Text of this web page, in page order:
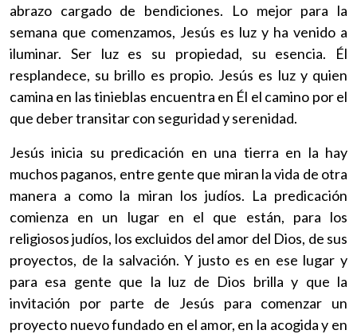
abrazo cargado de bendiciones. Lo mejor para la
semana que comenzamos, Jesús es luz y ha venido a
iluminar. Ser luz es su propiedad, su esencia. Él
resplandece, su brillo es propio. Jesús es luz y quien
camina en las tinieblas encuentra en Él el camino por el
que deber transitar con seguridad y serenidad.
Jesús inicia su predicación en una tierra en la hay
muchos paganos, entre gente que miran la vida de otra
manera a como la miran los judíos. La predicación
comienza en un lugar en el que están, para los
religiosos judíos, los excluidos del amor del Dios, de sus
proyectos, de la salvación. Y justo es en ese lugar y
para esa gente que la luz de Dios brilla y que la
invitación por parte de Jesús para comenzar un
proyecto nuevo fundado en el amor, en la acogida y en